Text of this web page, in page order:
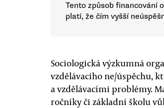
Tento způsob financování
platí, že čím vyšší
Sociologická výzkumná
vzdělávacího ne/úspěchu,
a vzdělávacími problémy.
ročníky či základní školu